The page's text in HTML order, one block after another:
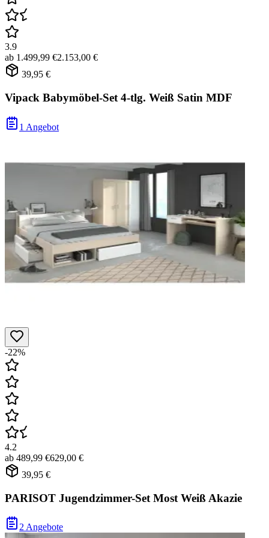
3.9
ab 1.499,99 €2.153,00 €
39,95 €
Vipack Babymöbel-Set 4-tlg. Weiß Satin MDF
1 Angebot
-22%
4.2
ab 489,99 €629,00 €
39,95 €
PARISOT Jugendzimmer-Set Most Weiß Akazie
2 Angebote